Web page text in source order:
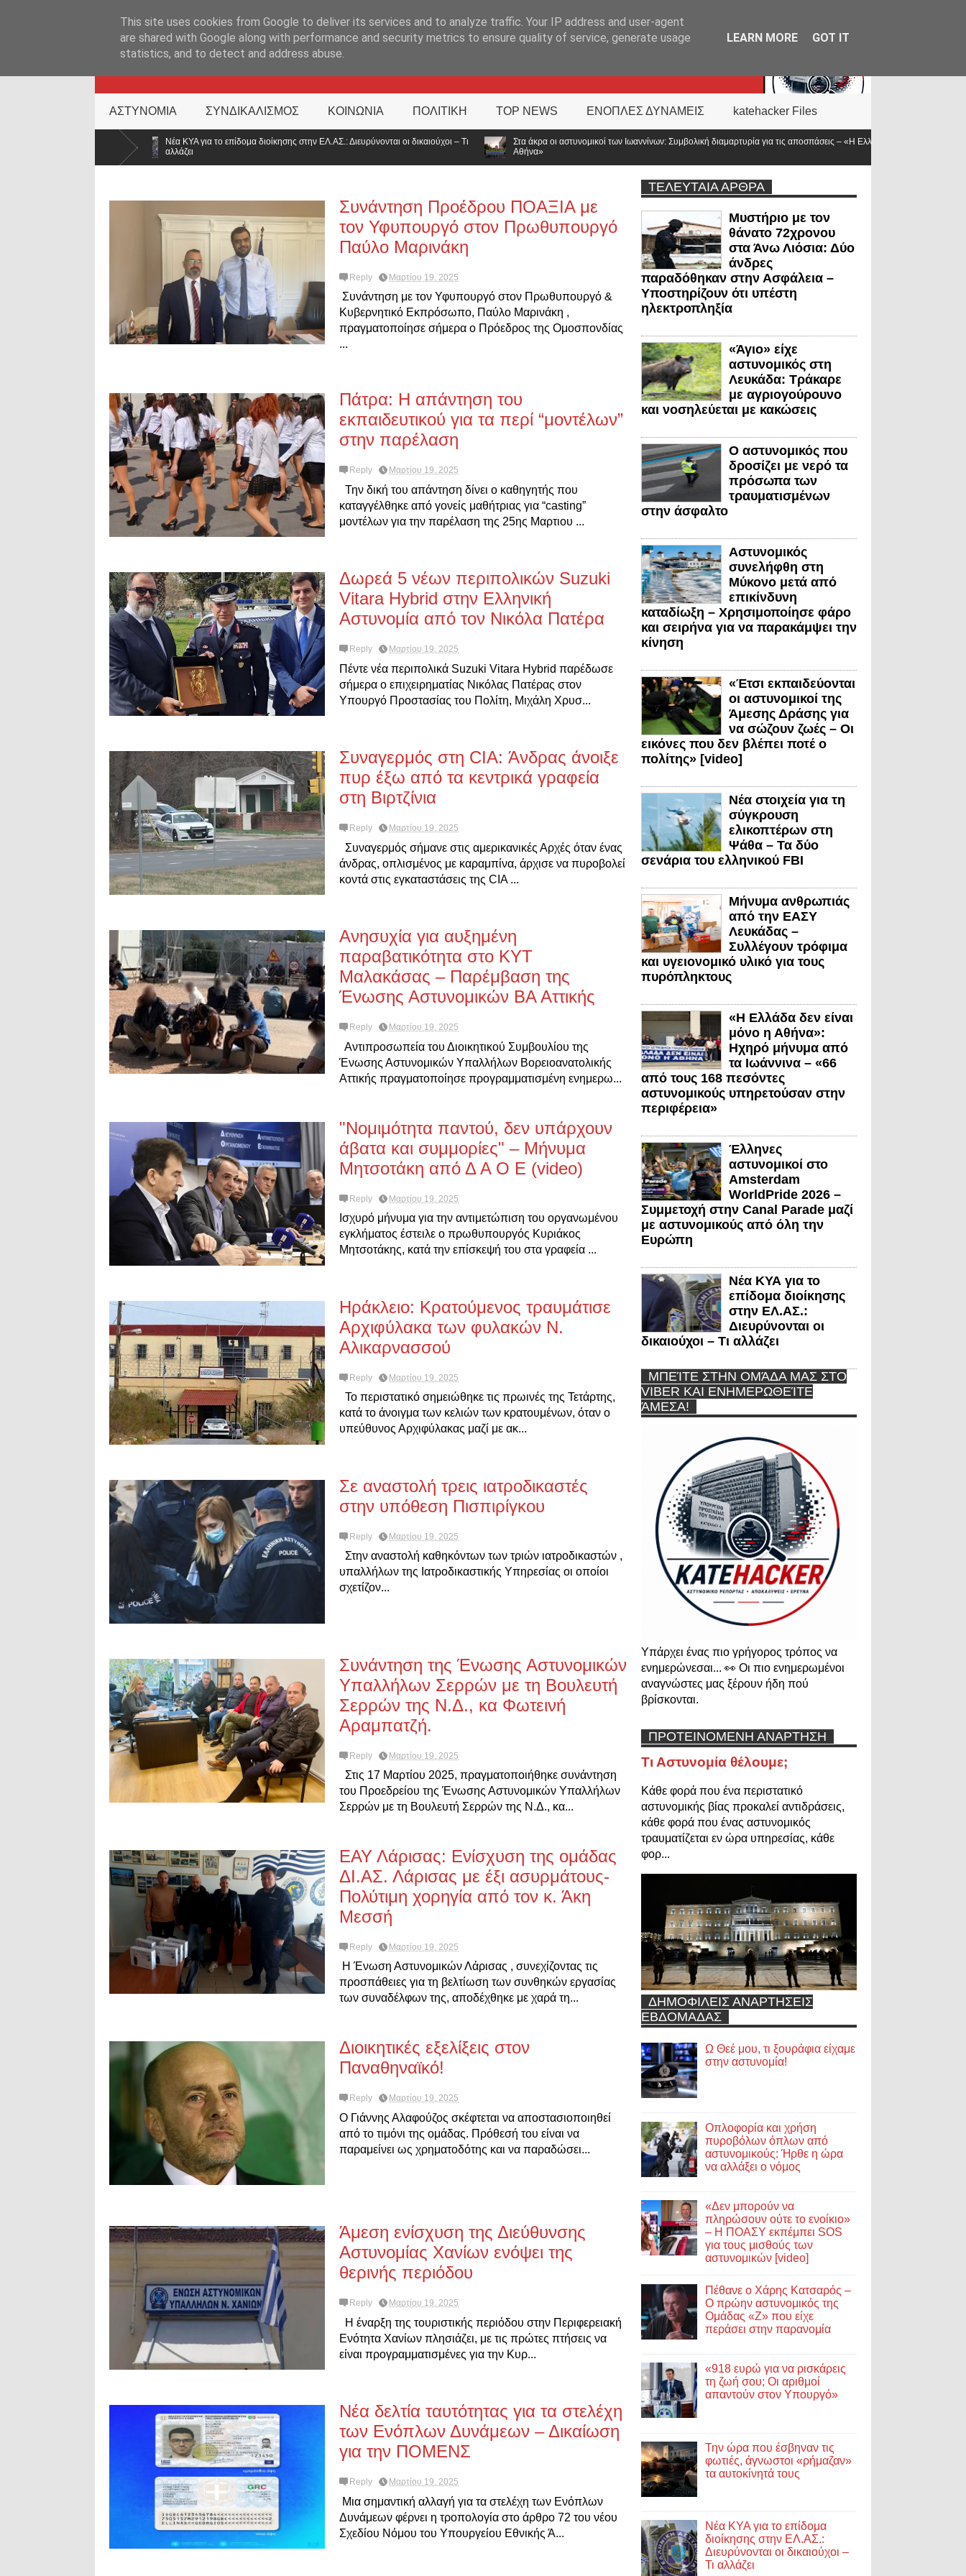
KATEHACKER
ΑΣΤΥΝΟΜΙΑ ΣΥΝΔΙΚΑΛΙΣΜΟΣ ΚΟΙΝΩΝΙΑ ΠΟΛΙΤΙΚΗ TOP NEWS ΕΝΟΠΛΕΣ ΔΥΝΑΜΕΙΣ katehacker Files
Νέα ΚΥΑ για το επίδομα διοίκησης στην ΕΛ.ΑΣ.: Διευρύνονται οι δικαιούχοι – Τι
Στα άκρα οι αστυνομικοί των Ιωαννίνων: Συμβολική διαμαρτυρία για τις αποσπάσεις – «Η Ελλάδα δεν είναι μόνο η
Νέα ΚΥΑ για το επίδομα των
Συνάντηση Προέδρου ΠΟΑΞΙΑ με
τον Υφυπουργό στον Πρωθυπουργό
Παύλο Μαρινάκη
Reply Μαρτίου 19, 2025
Συνάντηση με τον Υφυπουργό στον Πρωθυπουργό &
Κυβερνητικό Εκπρόσωπο, Παύλο Μαρινάκη ,
πραγματοποίησε σήμερα ο Πρόεδρος της Ομοσπονδίας
...
Πάτρα: Η απάντηση του
εκπαιδευτικού για τα περί “μοντέλων”
στην παρέλαση
Reply Μαρτίου 19, 2025
Την δική του απάντηση δίνει ο καθηγητής που
καταγγέλθηκε από γονείς μαθήτριας για “casting”
μοντέλων για την παρέλαση της 25ης Μαρτιου ...
Δωρεά 5 νέων περιπολικών Suzuki
Vitara Hybrid στην Ελληνική
Αστυνομία από τον Νικόλα Πατέρα
Reply Μαρτίου 19, 2025
Πέντε νέα περιπολικά Suzuki Vitara Hybrid παρέδωσε
σήμερα ο επιχειρηματίας Νικόλας Πατέρας στον
Υπουργό Προστασίας του Πολίτη, Μιχάλη Χρυσ...
Συναγερμός στη CIA: Άνδρας άνοιξε
πυρ έξω από τα κεντρικά γραφεία
στη Βιρτζίνια
Reply Μαρτίου 19, 2025
Συναγερμός σήμανε στις αμερικανικές Αρχές όταν ένας
άνδρας, οπλισμένος με καραμπίνα, άρχισε να πυροβολεί
κοντά στις εγκαταστάσεις της CIA ...
Ανησυχία για αυξημένη
παραβατικότητα στο ΚΥΤ
Μαλακάσας – Παρέμβαση της
Ένωσης Αστυνομικών ΒΑ Αττικής
Reply Μαρτίου 19, 2025
Αντιπροσωπεία του Διοικητικού Συμβουλίου της
Ένωσης Αστυνομικών Υπαλλήλων Βορειοανατολικής
Αττικής πραγματοποίησε προγραμματισμένη ενημερω...
"Νομιμότητα παντού, δεν υπάρχουν
άβατα και συμμορίες" – Μήνυμα
Μητσοτάκη από Δ Α Ο Ε (video)
Reply Μαρτίου 19, 2025
Ισχυρό μήνυμα για την αντιμετώπιση του οργανωμένου
εγκλήματος έστειλε ο πρωθυπουργός Κυριάκος
Μητσοτάκης, κατά την επίσκεψή του στα γραφεία ...
Ηράκλειο: Κρατούμενος τραυμάτισε
Αρχιφύλακα των φυλακών Ν.
Αλικαρνασσού
Reply Μαρτίου 19, 2025
Το περιστατικό σημειώθηκε τις πρωινές της Τετάρτης,
κατά το άνοιγμα των κελιών των κρατουμένων, όταν ο
υπεύθυνος Αρχιφύλακας μαζί με ακ...
Σε αναστολή τρεις ιατροδικαστές
στην υπόθεση Πισπιρίγκου
Reply Μαρτίου 19, 2025
Στην αναστολή καθηκόντων των τριών ιατροδικαστών ,
υπαλλήλων της Ιατροδικαστικής Υπηρεσίας οι οποίοι
σχετίζον...
Συνάντηση της Ένωσης Αστυνομικών
Υπαλλήλων Σερρών με τη Βουλευτή
Σερρών της Ν.Δ., κα Φωτεινή
Αραμπατζή.
Reply Μαρτίου 19, 2025
Στις 17 Μαρτίου 2025, πραγματοποιήθηκε συνάντηση
του Προεδρείου της Ένωσης Αστυνομικών Υπαλλήλων
Σερρών με τη Βουλευτή Σερρών της Ν.Δ., κα...
ΕΑΥ Λάρισας: Ενίσχυση της ομάδας
ΔΙ.ΑΣ. Λάρισας με έξι ασυρμάτους-
Πολύτιμη χορηγία από τον κ. Άκη
Μεσσή
Reply Μαρτίου 19, 2025
Η Ένωση Αστυνομικών Λάρισας , συνεχίζοντας τις
προσπάθειες για τη βελτίωση των συνθηκών εργασίας
των συναδέλφων της, αποδέχθηκε με χαρά τη...
Διοικητικές εξελίξεις στον
Παναθηναϊκό!
Reply Μαρτίου 19, 2025
Ο Γιάννης Αλαφούζος σκέφτεται να αποστασιοποιηθεί
από το τιμόνι της ομάδας. Πρόθεσή του είναι να
παραμείνει ως χρηματοδότης και να παραδώσει...
Άμεση ενίσχυση της Διεύθυνσης
Αστυνομίας Χανίων ενόψει της
θερινής περιόδου
Reply Μαρτίου 19, 2025
Η έναρξη της τουριστικής περιόδου στην Περιφερειακή
Ενότητα Χανίων πλησιάζει, με τις πρώτες πτήσεις να
είναι προγραμματισμένες για την Κυρ...
Νέα δελτία ταυτότητας για τα στελέχη
των Ενόπλων Δυνάμεων – Δικαίωση
για την ΠΟΜΕΝΣ
Reply Μαρτίου 19, 2025
Μια σημαντική αλλαγή για τα στελέχη των Ενόπλων
Δυνάμεων φέρνει η τροπολογία στο άρθρο 72 του νέου
Σχεδίου Νόμου του Υπουργείου Εθνικής Ά...
ΤΕΛΕΥΤΑΙΑ ΑΡΘΡΑ
Μυστήριο με τον
θάνατο 72χρονου
στα Άνω Λιόσια: Δύο
άνδρες
παραδόθηκαν στην Ασφάλεια –
Υποστηρίζουν ότι υπέστη
ηλεκτροπληξία
«Άγιο» είχε
αστυνομικός στη
Λευκάδα: Τράκαρε
με αγριογούρουνο
και νοσηλεύεται με κακώσεις
Ο αστυνομικός που
δροσίζει με νερό τα
πρόσωπα των
τραυματισμένων
στην άσφαλτο
Αστυνομικός
συνελήφθη στη
Μύκονο μετά από
επικίνδυνη
καταδίωξη – Χρησιμοποίησε φάρο
και σειρήνα για να παρακάμψει την
κίνηση
«Έτσι εκπαιδεύονται
οι αστυνομικοί της
Άμεσης Δράσης για
να σώζουν ζωές – Οι
εικόνες που δεν βλέπει ποτέ ο
πολίτης» [video]
Νέα στοιχεία για τη
σύγκρουση
ελικοπτέρων στη
Ψάθα – Τα δύο
σενάρια του ελληνικού FBI
Μήνυμα ανθρωπιάς
από την ΕΑΣΥ
Λευκάδας –
Συλλέγουν τρόφιμα
και υγειονομικό υλικό για τους
πυρόπληκτους
«Η Ελλάδα δεν είναι
μόνο η Αθήνα»:
Ηχηρό μήνυμα από
τα Ιωάννινα – «66
από τους 168 πεσόντες
αστυνομικούς υπηρετούσαν στην
περιφέρεια»
Έλληνες
αστυνομικοί στο
Amsterdam
WorldPride 2026 –
Συμμετοχή στην Canal Parade μαζί
με αστυνομικούς από όλη την
Ευρώπη
Νέα ΚΥΑ για το
επίδομα διοίκησης
στην ΕΛ.ΑΣ.:
Διευρύνονται οι
δικαιούχοι – Τι αλλάζει
ΜΠΕΊΤΕ ΣΤΗΝ ΟΜΆΔΑ ΜΑΣ ΣΤΟ
VIBER ΚΑΙ ΕΝΗΜΕΡΩΘΕΊΤΕ
ΆΜΕΣΑ!
Υπάρχει ένας πιο γρήγορος τρόπος να
ενημερώνεσαι... 👀 Οι πιο ενημερωμένοι
αναγνώστες μας ξέρουν ήδη πού
βρίσκονται.
ΠΡΟΤΕΙΝΟΜΕΝΗ ΑΝΑΡΤΗΣΗ
Τι Αστυνομία θέλουμε;
Κάθε φορά που ένα περιστατικό
αστυνομικής βίας προκαλεί αντιδράσεις,
κάθε φορά που ένας αστυνομικός
τραυματίζεται εν ώρα υπηρεσίας, κάθε
φορ...
ΔΗΜΟΦΙΛΕΙΣ ΑΝΑΡΤΗΣΕΙΣ
ΕΒΔΟΜΑΔΑΣ
Ω Θεέ μου, τι ξουράφια είχαμε
στην αστυνομία!
Οπλοφορία και χρήση
πυροβόλων όπλων από
αστυνομικούς: Ήρθε η ώρα
να αλλάξει ο νόμος
«Δεν μπορούν να
πληρώσουν ούτε το ενοίκιο»
– Η ΠΟΑΣΥ εκπέμπει SOS
για τους μισθούς των
αστυνομικών [video]
Πέθανε ο Χάρης Κατσαρός –
Ο πρώην αστυνομικός της
Ομάδας «Ζ» που είχε
περάσει στην παρανομία
«918 ευρώ για να ρισκάρεις
τη ζωή σου; Οι αριθμοί
απαντούν στον Υπουργό»
Την ώρα που έσβηναν τις
φωτιές, άγνωστοι «ρήμαζαν»
τα αυτοκίνητά τους
Νέα ΚΥΑ για το επίδομα
διοίκησης στην ΕΛ.ΑΣ.:
Διευρύνονται οι δικαιούχοι –
Τι αλλάζει
This site uses cookies from Google to deliver its services and to analyze traffic. Your IP address and user-agent
are shared with Google along with performance and security metrics to ensure quality of service, generate usage
statistics, and to detect and address abuse.
LEARN MORE GOT IT